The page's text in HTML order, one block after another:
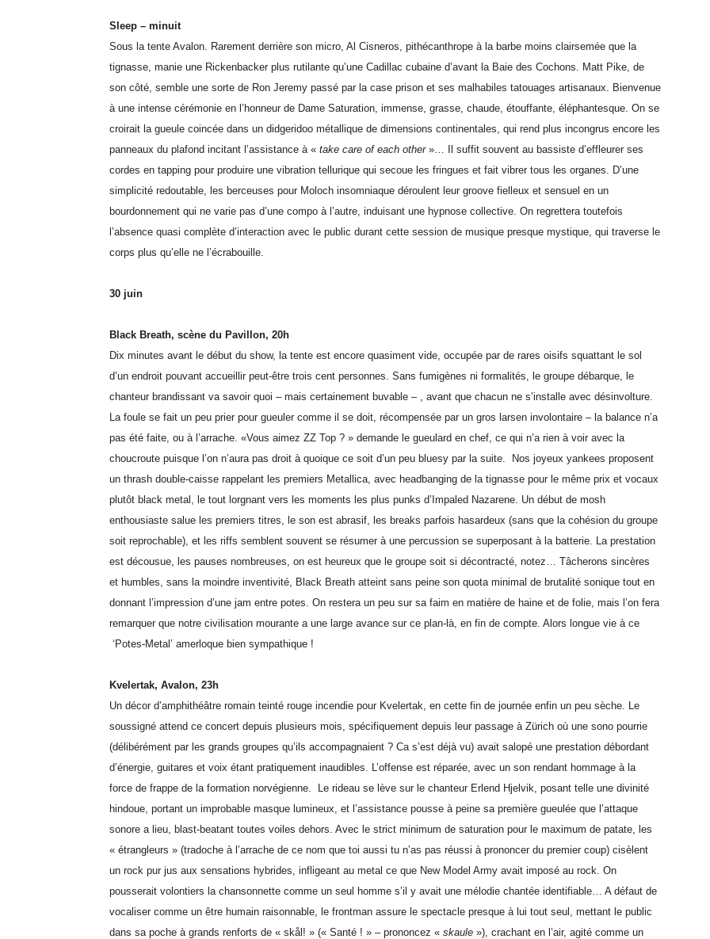
Sleep – minuit
Sous la tente Avalon. Rarement derrière son micro, Al Cisneros, pithécanthrope à la barbe moins clairsemée que la
tignasse, manie une Rickenbacker plus rutilante qu’une Cadillac cubaine d’avant la Baie des Cochons. Matt Pike, de
son côté, semble une sorte de Ron Jeremy passé par la case prison et ses malhabiles tatouages artisanaux. Bienvenue
à une intense cérémonie en l’honneur de Dame Saturation, immense, grasse, chaude, étouffante, éléphantesque. On se
croirait la gueule coincée dans un didgeridoo métallique de dimensions continentales, qui rend plus incongrus encore les
panneaux du plafond incitant l’assistance à « take care of each other »… Il suffit souvent au bassiste d’effleurer ses
cordes en tapping pour produire une vibration tellurique qui secoue les fringues et fait vibrer tous les organes. D’une
simplicité redoutable, les berceuses pour Moloch insomniaque déroulent leur groove fielleux et sensuel en un
bourdonnement qui ne varie pas d’une compo à l’autre, induisant une hypnose collective. On regrettera toutefois
l’absence quasi complète d’interaction avec le public durant cette session de musique presque mystique, qui traverse le
corps plus qu’elle ne l’écrabouille.
30 juin
Black Breath, scène du Pavillon, 20h
Dix minutes avant le début du show, la tente est encore quasiment vide, occupée par de rares oisifs squattant le sol
d’un endroit pouvant accueillir peut-être trois cent personnes. Sans fumigènes ni formalités, le groupe débarque, le
chanteur brandissant va savoir quoi – mais certainement buvable – , avant que chacun ne s’installe avec désinvolture.
La foule se fait un peu prier pour gueuler comme il se doit, récompensée par un gros larsen involontaire – la balance n’a
pas été faite, ou à l’arrache. «Vous aimez ZZ Top ? » demande le gueulard en chef, ce qui n’a rien à voir avec la
choucroute puisque l’on n’aura pas droit à quoique ce soit d’un peu bluesy par la suite. Nos joyeux yankees proposent
un thrash double-caisse rappelant les premiers Metallica, avec headbanging de la tignasse pour le même prix et vocaux
plutôt black metal, le tout lorgnant vers les moments les plus punks d’Impaled Nazarene. Un début de mosh
enthousiaste salue les premiers titres, le son est abrasif, les breaks parfois hasardeux (sans que la cohésion du groupe
soit reprochable), et les riffs semblent souvent se résumer à une percussion se superposant à la batterie. La prestation
est décousue, les pauses nombreuses, on est heureux que le groupe soit si décontracté, notez… Tâcherons sincères
et humbles, sans la moindre inventivité, Black Breath atteint sans peine son quota minimal de brutalité sonique tout en
donnant l’impression d’une jam entre potes. On restera un peu sur sa faim en matière de haine et de folie, mais l’on fera
remarquer que notre civilisation mourante a une large avance sur ce plan-là, en fin de compte. Alors longue vie à ce
‘Potes-Metal’ amerloque bien sympathique !
Kvelertak, Avalon, 23h
Un décor d’amphithéâtre romain teinté rouge incendie pour Kvelertak, en cette fin de journée enfin un peu sèche. Le
soussigné attend ce concert depuis plusieurs mois, spécifiquement depuis leur passage à Zürich où une sono pourrie
(délibérément par les grands groupes qu’ils accompagnaient ? Ca s’est déjà vu) avait salopé une prestation débordant
d’énergie, guitares et voix étant pratiquement inaudibles. L’offense est réparée, avec un son rendant hommage à la
force de frappe de la formation norvégienne. Le rideau se lève sur le chanteur Erlend Hjelvik, posant telle une divinité
hindoue, portant un improbable masque lumineux, et l’assistance pousse à peine sa première gueulée que l’attaque
sonore a lieu, blast-beatant toutes voiles dehors. Avec le strict minimum de saturation pour le maximum de patate, les
« étrangleurs » (tradoche à l’arrache de ce nom que toi aussi tu n’as pas réussi à prononcer du premier coup) cisèlent
un rock pur jus aux sensations hybrides, infligeant au metal ce que New Model Army avait imposé au rock. On
pousserait volontiers la chansonnette comme un seul homme s’il y avait une mélodie chantée identifiable… A défaut de
vocaliser comme un être humain raisonnable, le frontman assure le spectacle presque à lui tout seul, mettant le public
dans sa poche à grands renforts de « skål! » (« Santé ! » – prononcez « skaule »), crachant en l’air, agité comme un